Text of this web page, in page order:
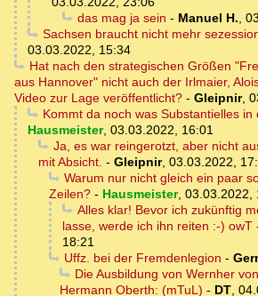
das mag ja sein - Manuel H.,
Sachsen braucht nicht mehr
03.03.2022, 15:34
Hat nach den strategischen Größen
aus Hannover" nicht auch der Irlmaier,
Video zur Lage veröffentlicht? - Gleipnir,
Kommt da noch was Substantielles in
Hausmeister, 03.03.2022, 16:01
Ja, es war reingerotzt, aber nicht
mit Absicht. - Gleipnir, 03.03.2022,
Warum nur nicht gleich ein paar
Zeilen? - Hausmeister, 03.03.2022,
Alles klar! Bevor ich zukünftig
lasse, werde ich ihn reiten :-) owT
18:21
Uffz. bei der Fremdenlegion -
Die Ausbildung von Wernher
Hermann Oberth: (mTuL) - DT,